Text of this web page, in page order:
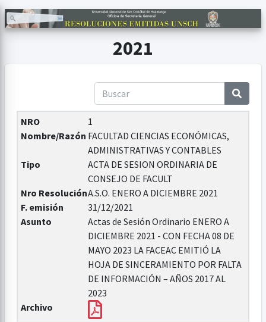
2021
NRO
1
Nombre/Razón FACULTAD CIENCIAS ECONÓMICAS,
ADMINISTRATIVAS Y CONTABLES
Tipo
ACTA DE SESION ORDINARIA DE
CONSEJO DE FACULT
Nro ResoluciónA.S.O. ENERO A DICIEMBRE 2021
F. emisión
31/12/2021
Asunto
Actas de Sesión Ordinario ENERO A
DICIEMBRE 2021 - CON FECHA 08 DE
MAYO 2023 LA FACEAC EMITIÓ LA
HOJA DE SINCERAMIENTO POR FALTA
DE INFORMACIÓN – AÑOS 2017 AL
2023
Archivo